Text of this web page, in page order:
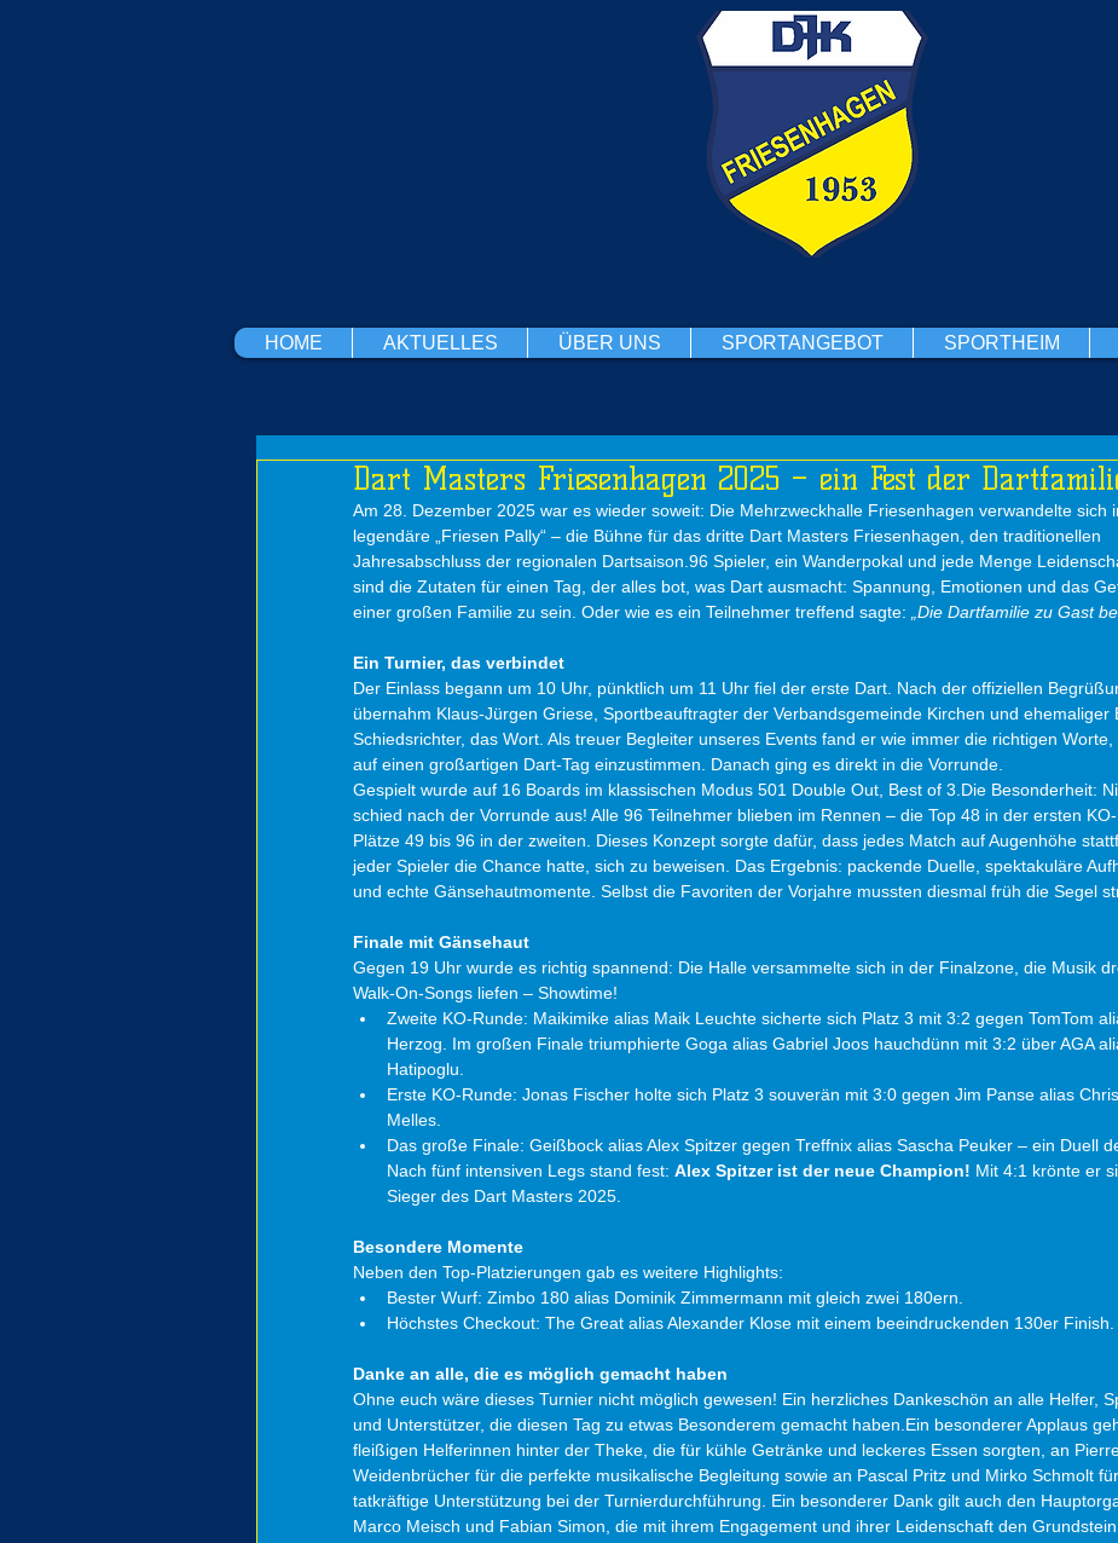
HOME AKTUELLES ÜBER UNS SPORTANGEBOT SPORTHEIM
Dart Masters Friesenhagen 2025 – ein Fest der
Am 28. Dezember 2025 war es wieder soweit: Die Mehrzweckhalle Friesenhagen verwandelte sich
legendäre „Friesen Pally“ – die Bühne für das dritte Dart Masters Friesenhagen, den traditionellen
Jahresabschluss der regionalen Dartsaison.96 Spieler, ein Wanderpokal und jede Menge
sind die Zutaten für einen Tag, der alles bot, was Dart ausmacht: Spannung, Emotionen und das
einer großen Familie zu sein. Oder wie es ein Teilnehmer treffend sagte:
„Die Dartfamilie zu Gast
Ein Turnier, das verbindet
Der Einlass begann um 10 Uhr, pünktlich um 11 Uhr fiel der erste Dart. Nach der offiziellen
übernahm Klaus-Jürgen Griese, Sportbeauftragter der Verbandsgemeinde Kirchen und ehemaliger
Schiedsrichter, das Wort. Als treuer Begleiter unseres Events fand er wie immer die richtigen
auf einen großartigen Dart-Tag einzustimmen. Danach ging es direkt in die Vorrunde.
Gespielt wurde auf 16 Boards im klassischen Modus 501 Double Out, Best of 3.Die Besonderheit:
schied nach der Vorrunde aus! Alle 96 Teilnehmer blieben im Rennen – die Top 48 in der ersten
Plätze 49 bis 96 in der zweiten. Dieses Konzept sorgte dafür, dass jedes Match auf Augenhöhe
jeder Spieler die Chance hatte, sich zu beweisen. Das Ergebnis: packende Duelle, spektakuläre
und echte Gänsehautmomente. Selbst die Favoriten der Vorjahre mussten diesmal früh die Segel
Finale mit Gänsehaut
Gegen 19 Uhr wurde es richtig spannend: Die Halle versammelte sich in der Finalzone, die Musik
Walk-On-Songs liefen – Showtime!
Zweite KO-Runde: Maikimike alias Maik Leuchte sicherte sich Platz 3 mit 3:2 gegen TomTom
Herzog. Im großen Finale triumphierte Goga alias Gabriel Joos hauchdünn mit 3:2 über AGA
Hatipoglu.
Erste KO-Runde: Jonas Fischer holte sich Platz 3 souverän mit 3:0 gegen Jim Panse alias
Melles.
Das große Finale: Geißbock alias Alex Spitzer gegen Treffnix alias Sascha Peuker – ein Duell
Nach fünf intensiven Legs stand fest: Alex Spitzer ist der neue Champion! Mit 4:1 krönte er
Sieger des Dart Masters 2025.
Besondere Momente
Neben den Top-Platzierungen gab es weitere Highlights:
Bester Wurf: Zimbo 180 alias Dominik Zimmermann mit gleich zwei 180ern.
Höchstes Checkout: The Great alias Alexander Klose mit einem beeindruckenden 130er Finish.
Danke an alle, die es möglich gemacht haben
Ohne euch wäre dieses Turnier nicht möglich gewesen! Ein herzliches Dankeschön an alle Helfer,
und Unterstützer, die diesen Tag zu etwas Besonderem gemacht haben.Ein besonderer Applaus
fleißigen Helferinnen hinter der Theke, die für kühle Getränke und leckeres Essen sorgten, an
Weidenbrücher für die perfekte musikalische Begleitung sowie an Pascal Pritz und Mirko Schmolt
tatkräftige Unterstützung bei der Turnierdurchführung. Ein besonderer Dank gilt auch den
Marco Meisch und Fabian Simon, die mit ihrem Engagement und ihrer Leidenschaft den